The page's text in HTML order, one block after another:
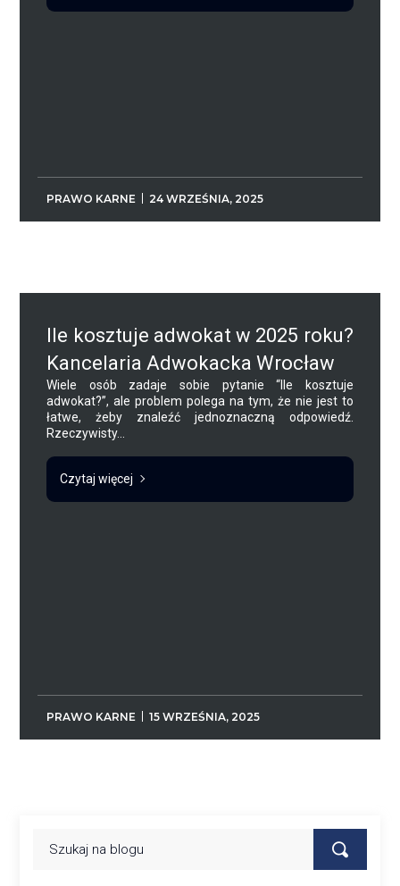
PRAWO KARNE 24 WRZEŚNIA, 2025
Ile kosztuje adwokat w 2025 roku?
Kancelaria Adwokacka Wrocław
Wiele osób zadaje sobie pytanie “Ile kosztuje
adwokat?”, ale problem polega na tym, że nie jest to
łatwe, żeby znaleźć jednoznaczną odpowiedź.
Rzeczywisty...
Czytaj więcej
PRAWO KARNE 15 WRZEŚNIA, 2025